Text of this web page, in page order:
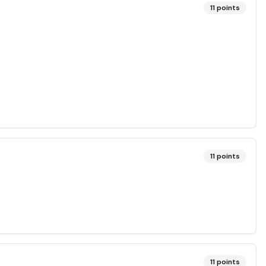
11points
11points
11points